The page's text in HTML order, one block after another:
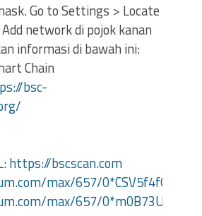
Go to Settings > Locate
network di pojok kanan
informasi di bawah ini:
Chain
bsc-
https://bscscan.com
max/657/
max/657/